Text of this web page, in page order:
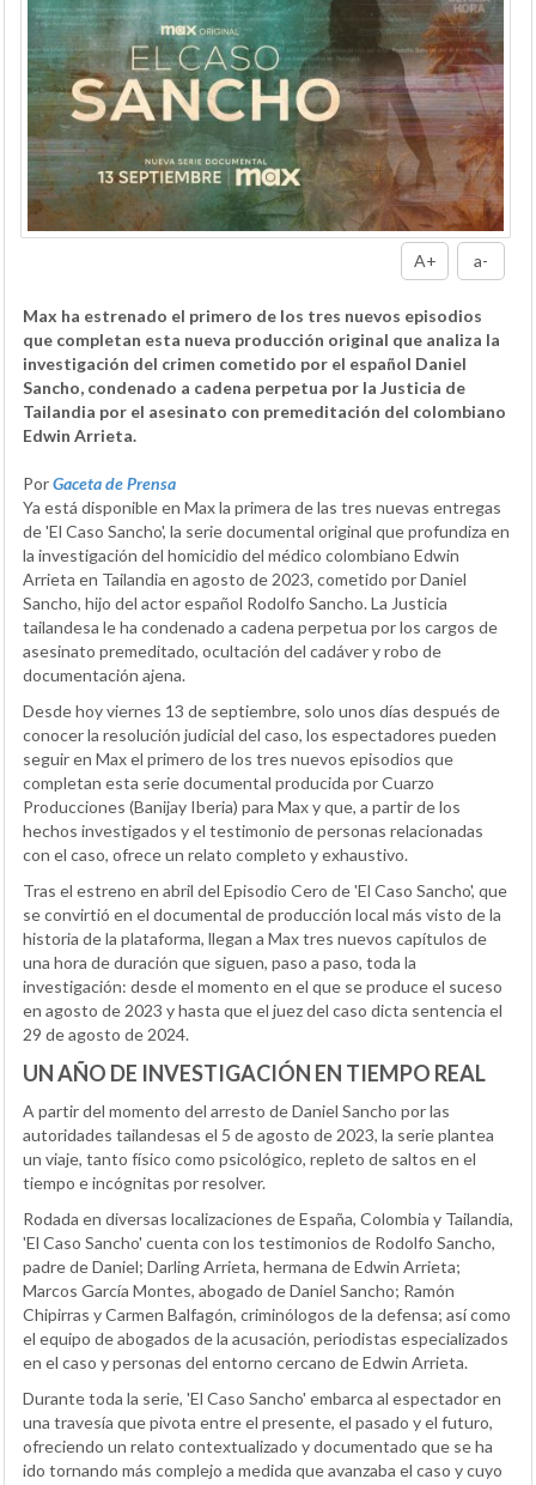
A+ a-
Max ha estrenado el primero de los tres nuevos episodios
que completan esta nueva producción original que analiza la
investigación del crimen cometido por el español Daniel
Sancho, condenado a cadena perpetua por la Justicia de
Tailandia por el asesinato con premeditación del colombiano
Edwin Arrieta.
PorGaceta de Prensa
Ya está disponible en Max la primera de las tres nuevas entregas
de 'El Caso Sancho', la serie documental original que profundiza en
la investigación del homicidio del médico colombiano Edwin
Arrieta en Tailandia en agosto de 2023, cometido por Daniel
Sancho, hijo del actor español Rodolfo Sancho. La Justicia
tailandesa le ha condenado a cadena perpetua por los cargos de
asesinato premeditado, ocultación del cadáver y robo de
documentación ajena.
Desde hoy viernes 13 de septiembre, solo unos días después de
conocer la resolución judicial del caso, los espectadores pueden
seguir en Max el primero de los tres nuevos episodios que
completan esta serie documental producida por Cuarzo
Producciones (Banijay Iberia) para Max y que, a partir de los
hechos investigados y el testimonio de personas relacionadas
con el caso, ofrece un relato completo y exhaustivo.
Tras el estreno en abril del Episodio Cero de 'El Caso Sancho', que
se convirtió en el documental de producción local más visto de la
historia de la plataforma, llegan a Max tres nuevos capítulos de
una hora de duración que siguen, paso a paso, toda la
investigación: desde el momento en el que se produce el suceso
en agosto de 2023 y hasta que el juez del caso dicta sentencia el
29 de agosto de 2024.
UN AÑO DE INVESTIGACIÓN EN TIEMPO REAL
A partir del momento del arresto de Daniel Sancho por las
autoridades tailandesas el 5 de agosto de 2023, la serie plantea
un viaje, tanto físico como psicológico, repleto de saltos en el
tiempo e incógnitas por resolver.
Rodada en diversas localizaciones de España, Colombia y Tailandia,
'El Caso Sancho' cuenta con los testimonios de Rodolfo Sancho,
padre de Daniel; Darling Arrieta, hermana de Edwin Arrieta;
Marcos García Montes, abogado de Daniel Sancho; Ramón
Chipirras y Carmen Balfagón, criminólogos de la defensa; así como
el equipo de abogados de la acusación, periodistas especializados
en el caso y personas del entorno cercano de Edwin Arrieta.
Durante toda la serie, 'El Caso Sancho' embarca al espectador en
una travesía que pivota entre el presente, el pasado y el futuro,
ofreciendo un relato contextualizado y documentado que se ha
ido tornando más complejo a medida que avanzaba el caso y cuyo